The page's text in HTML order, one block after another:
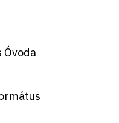
Óvoda